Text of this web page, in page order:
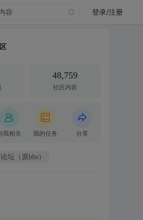
登录/注册
48,759
社区内容
我相关 我的任务 分享
坛（原bbs）